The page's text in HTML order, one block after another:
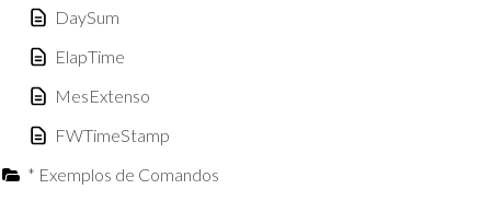
DaySum
ElapTime
MesExtenso
FWTimeStamp
* Exemplos de Comandos